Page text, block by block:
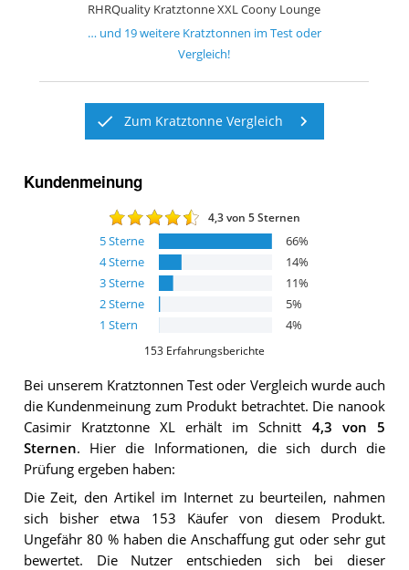
RHRQuality Kratztonne XXL Coony Lounge
… und 19weitere Kratztonnen im Test oder
Vergleich!
Zum Kratztonne Vergleich
Kundenmeinung
4,3von 5 Sternen
5Sterne 66%
4Sterne 14%
3Sterne 11%
2Sterne 5%
1 Stern 4%
153 Erfahrungsberichte
Bei unserem Kratztonnen Test oder Vergleich wurde auch
die Kundenmeinung zum Produkt betrachtet. Die nanook
Casimir Kratztonne XLerhält im Schnitt 4,3 von 5
Sternen. Hier die Informationen, die sich durch die
Prüfung ergeben haben:
Die Zeit, den Artikel im Internet zu beurteilen, nahmen
sich bisher etwa 153 Käufer von diesem Produkt.
Ungefähr 80 % haben die Anschaffung gut oder sehr gut
bewertet. Die Nutzer entschieden sich bei dieser